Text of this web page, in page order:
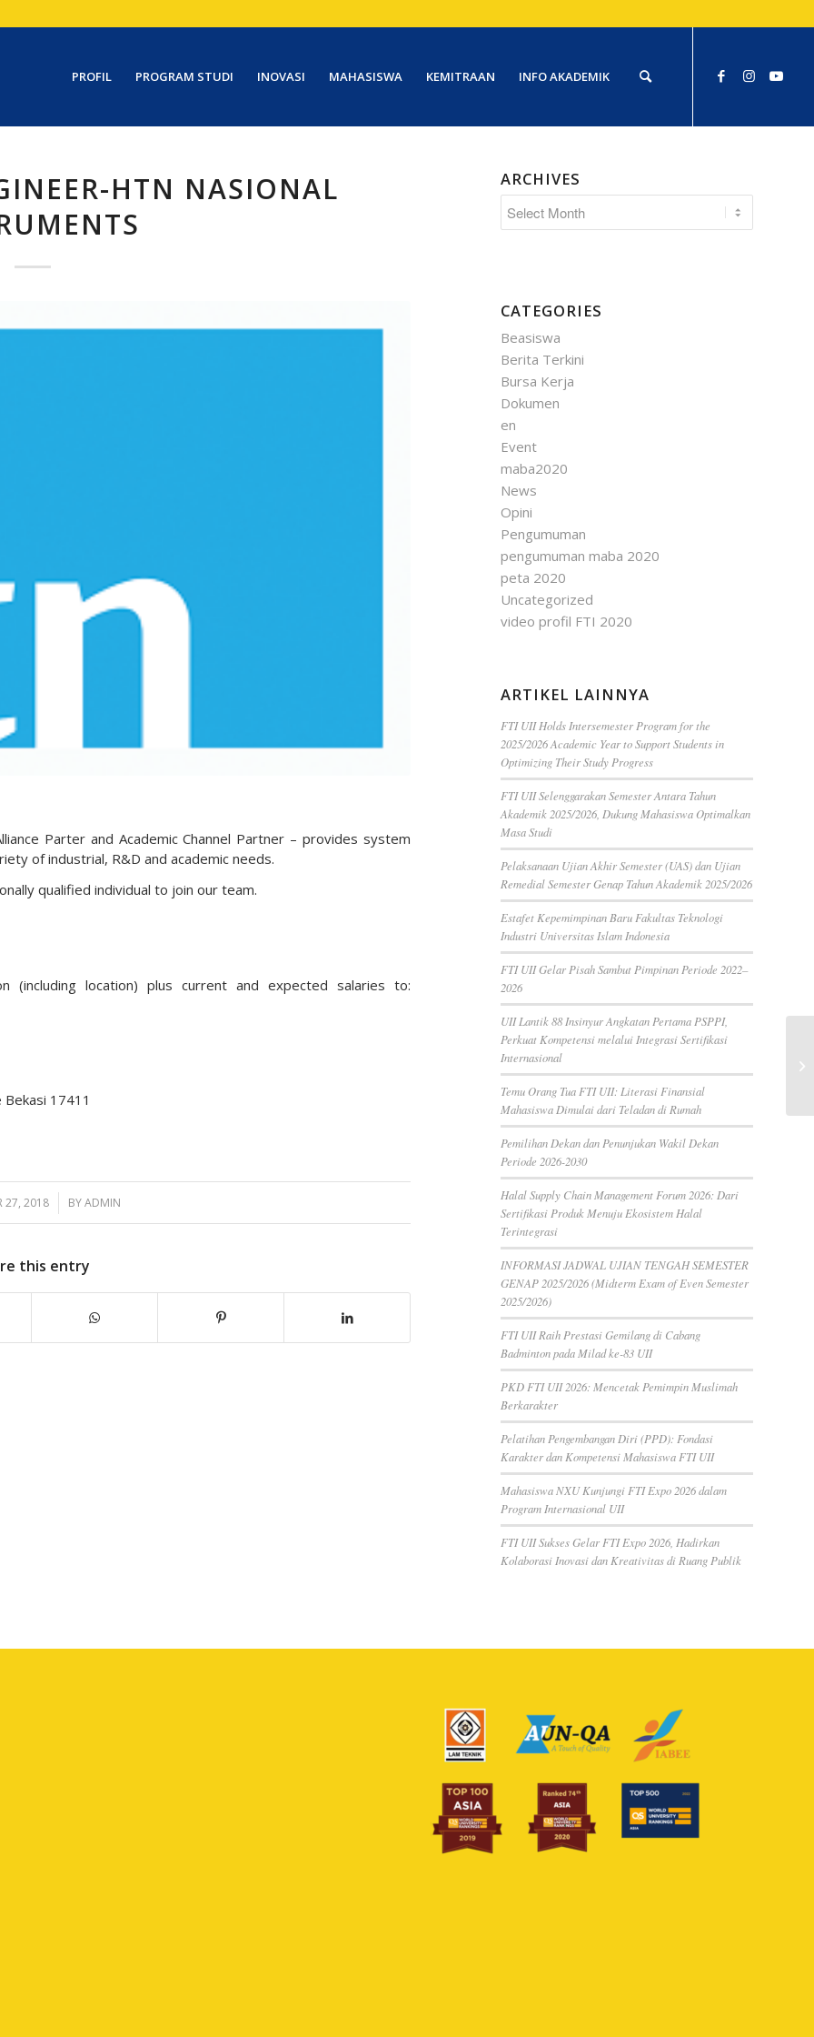
PROFIL PROGRAM STUDI INOVASI MAHASISWA KEMITRAAN INFO AKADEMIK
HTN NASIONAL
Parter and Academic Channel Partner – provides system
of industrial, R&D and academic needs.
qualified individual to join our team.
location) plus current and expected salaries to:
Bekasi 17411
27, 2018
/ BYADMIN
this entry
ARCHIVES
CATEGORIES
Beasiswa
Berita Terkini
Bursa Kerja
Dokumen
en
Event
maba2020
News
Opini
Pengumuman
pengumuman maba 2020
peta 2020
Uncategorized
video profil FTI 2020
ARTIKEL LAINNYA
FTI UII Holds Intersemester Program for the
2025/2026 Academic Year to Support Students in
Optimizing Their Study Progress
FTI UII Selenggarakan Semester Antara Tahun
Akademik 2025/2026, Dukung Mahasiswa Optimalkan
Masa Studi
Pelaksanaan Ujian Akhir Semester (UAS) dan Ujian
Remedial Semester Genap Tahun Akademik 2025/2026
Estafet Kepemimpinan Baru Fakultas Teknologi
Industri Universitas Islam Indonesia
FTI UII Gelar Pisah Sambut Pimpinan Periode 2022–
2026
UII Lantik 88 Insinyur Angkatan Pertama PSPPI,
Perkuat Kompetensi melalui Integrasi Sertifikasi
Internasional
Temu Orang Tua FTI UII: Literasi Finansial
Mahasiswa Dimulai dari Teladan di Rumah
Pemilihan Dekan dan Penunjukan Wakil Dekan
Periode 2026-2030
Halal Supply Chain Management Forum 2026: Dari
Sertifikasi Produk Menuju Ekosistem Halal
Terintegrasi
INFORMASI JADWAL UJIAN TENGAH SEMESTER
GENAP 2025/2026 (Midterm Exam of Even Semester
2025/2026)
FTI UII Raih Prestasi Gemilang di Cabang
Badminton pada Milad ke-83 UII
PKD FTI UII 2026: Mencetak Pemimpin Muslimah
Berkarakter
Pelatihan Pengembangan Diri (PPD): Fondasi
Karakter dan Kompetensi Mahasiswa FTI UII
Mahasiswa NXU Kunjungi FTI Expo 2026 dalam
Program Internasional UII
FTI UII Sukses Gelar FTI Expo 2026, Hadirkan
Kolaborasi Inovasi dan Kreativitas di Ruang Publik